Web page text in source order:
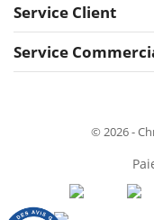
Service Client
Service
© 2026 -